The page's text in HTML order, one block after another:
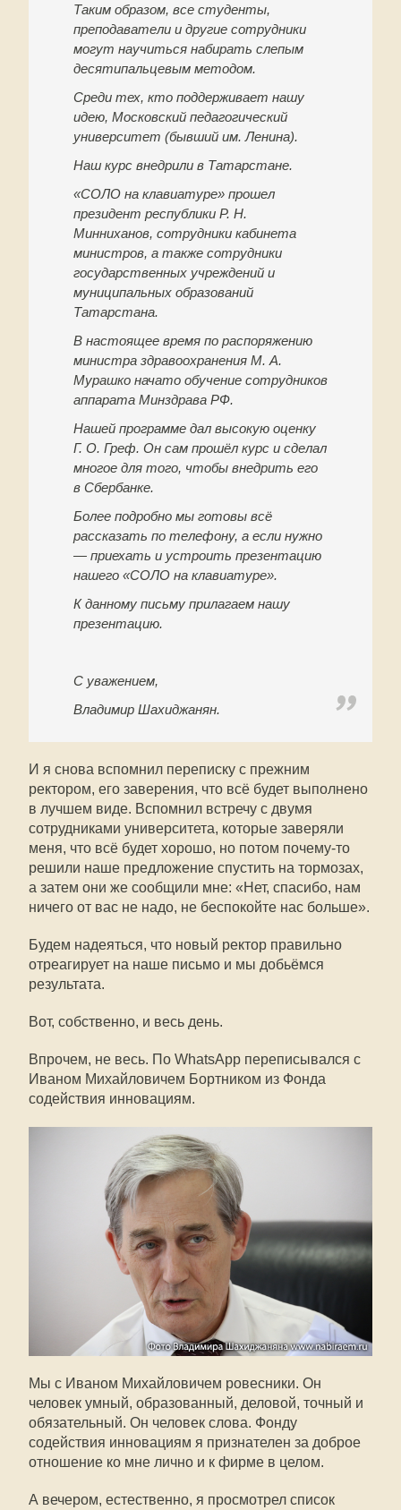
Таким образом, все студенты,
преподаватели и другие сотрудники
могут научиться набирать слепым
десятипальцевым методом.
Среди тех, кто поддерживает нашу
идею, Московский педагогический
университет (бывший им. Ленина).
Наш курс внедрили в Татарстане.
«СОЛО на клавиатуре» прошел
президент республики Р. Н.
Минниханов, сотрудники кабинета
министров, а также сотрудники
государственных учреждений и
муниципальных образований
Татарстана.
В настоящее время по распоряжению
министра здравоохранения М. А.
Мурашко начато обучение сотрудников
аппарата Минздрава РФ.
Нашей программе дал высокую оценку
Г. О. Греф. Он сам прошёл курс и сделал
многое для того, чтобы внедрить его
в Сбербанке.
Более подробно мы готовы всё
рассказать по телефону, а если нужно
— приехать и устроить презентацию
нашего «СОЛО на клавиатуре».
К данному письму прилагаем нашу
презентацию.
С уважением,
Владимир Шахиджанян.
И я снова вспомнил переписку с прежним
ректором, его заверения, что всё будет выполнено
в лучшем виде. Вспомнил встречу с двумя
сотрудниками университета, которые заверяли
меня, что всё будет хорошо, но потом почему-то
решили наше предложение спустить на тормозах,
а затем они же сообщили мне: «Нет, спасибо, нам
ничего от вас не надо, не беспокойте нас больше».
Будем надеяться, что новый ректор правильно
отреагирует на наше письмо и мы добьёмся
результата.
Вот, собственно, и весь день.
Впрочем, не весь. По WhatsApp переписывался с
Иваном Михайловичем Бортником из Фонда
содействия инновациям.
Мы с Иваном Михайловичем ровесники. Он
человек умный, образованный, деловой, точный и
обязательный. Он человек слова. Фонду
содействия инновациям я признателен за доброе
отношение ко мне лично и к фирме в целом.
А вечером, естественно, я просмотрел список